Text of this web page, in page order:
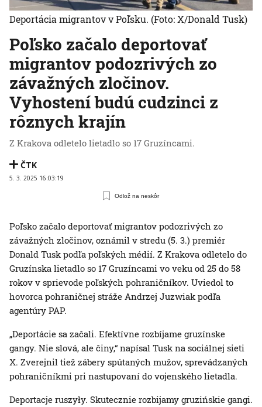
Poľsko začalo deportovať
migrantov podozrivých zo
závažných zločinov.
Vyhostení budú cudzinci z
rôznych krajín
Z Krakova odletelo lietadlo so 17 Gruzíncami.
ČTK
5. 3. 2025 16:03:19
Odlož na neskôr
Deportácia migrantov v Poľsku. (Foto: X/Donald Tusk)
Poľsko začalo deportovať migrantov podozrivých zo
závažných zločinov, oznámil v stredu (5. 3.) premiér
Donald Tusk podľa poľských médií. Z Krakova odletelo do
Gruzínska lietadlo so 17 Gruzíncami vo veku od 25 do 58
rokov v sprievode poľských pohraničníkov. Uviedol to
hovorca pohraničnej stráže Andrzej Juzwiak podľa
agentúry PAP.
„Deportácie sa začali. Efektívne rozbíjame gruzínske
gangy. Nie slová, ale činy,“ napísal Tusk na sociálnej sieti
X. Zverejnil tiež zábery spútaných mužov, sprevádzaných
pohraničníkmi pri nastupovaní do vojenského lietadla.
Deportacje ruszyły. Skutecznie rozbijamy gruzińskie gangi.